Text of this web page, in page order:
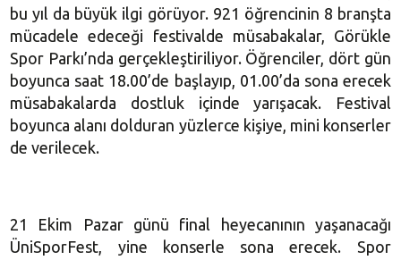
bu yıl da büyük ilgi görüyor. 921 öğrencinin 8 branşta
mücadele edeceği festivalde müsabakalar, Görükle
Spor Parkı’nda gerçekleştiriliyor. Öğrenciler, dört gün
boyunca saat 18.00’de başlayıp, 01.00’da sona erecek
müsabakalarda dostluk içinde yarışacak. Festival
boyunca alanı dolduran yüzlerce kişiye, mini konserler
de verilecek.
21 Ekim Pazar günü final heyecanının yaşanacağı
ÜniSporFest, yine konserle sona erecek. Spor